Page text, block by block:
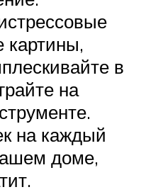
картины,
в
на
на каждый
доме,